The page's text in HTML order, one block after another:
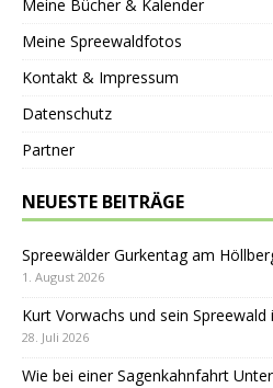
Meine Bücher & Kalender
Meine Spreewaldfotos
Kontakt & Impressum
Datenschutz
Partner
NEUESTE BEITRÄGE
Spreewälder Gurkentag am
1. August 2026
Kurt Vorwachs und sein Spreewald
28. Juli 2026
Wie bei einer Sagenkahnfahrt